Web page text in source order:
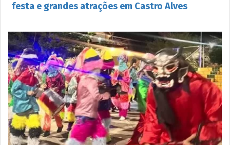
festa e grandes atrações em Castro Alves